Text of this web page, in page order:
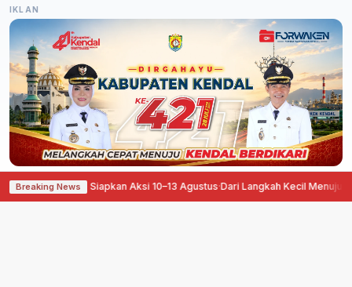
IKLAN
Breaking News
Ora Sepele Siapkan Aksi 10–13 Agustus·Dari Langkah Kecil Menuju